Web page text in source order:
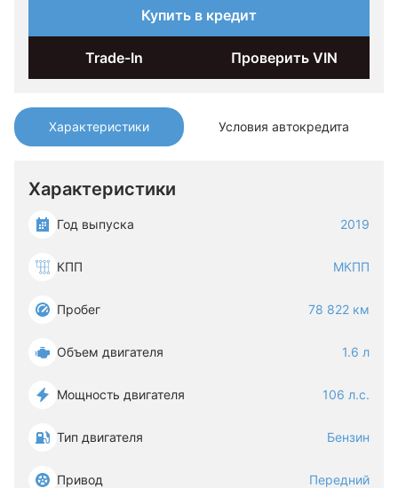
Характеристики Условия автокредита
Характеристики
Год выпуска 2019
КПП МКПП
Пробег 78 822 км
Объем двигателя 1.6 л
Мощность двигателя 106 л.с.
Тип двигателя Бензин
Привод Передний
Купить в кредит
Trade-In Проверить VIN